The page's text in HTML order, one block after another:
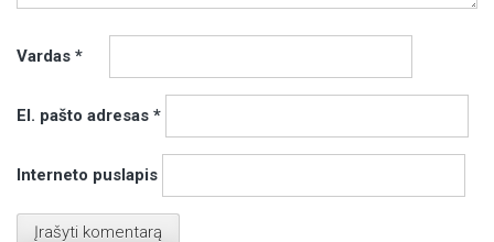
Vardas *
El. pašto adresas *
Interneto puslapis